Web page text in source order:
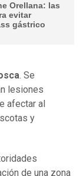
Orellana: las
evitar
gástrico
. Se
lesiones
afectar al
y
de una zona